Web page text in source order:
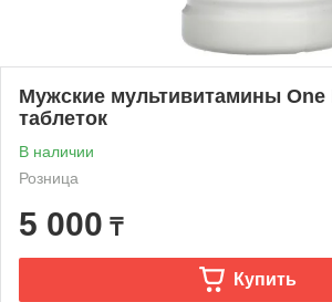
Мужские мультивитамины One
таблеток
В наличии
Розница
5 000 ₸
Купить